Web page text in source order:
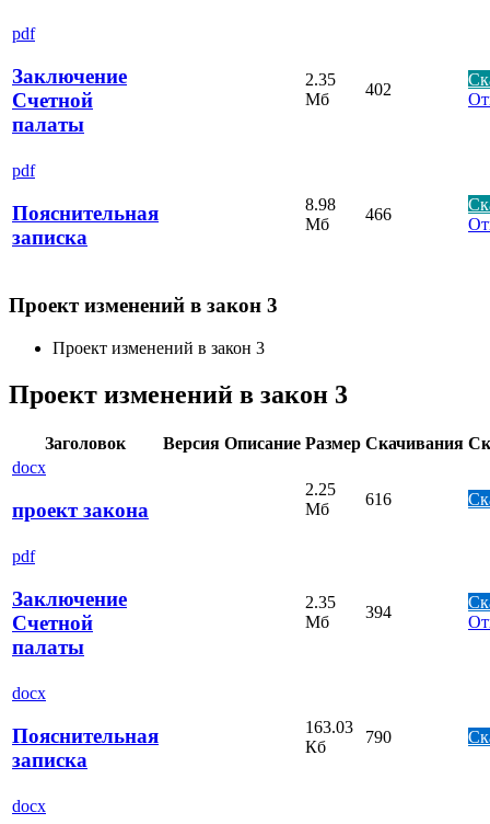
pdf
Заключение
Счетной
палаты
2.35
Мб
402
pdf
Пояснительная
записка
8.98
Мб
466
Проект изменений в закон 3
Проект изменений в закон 3
Проект изменений в закон 3
Заголовок Версия Описание Размер Скачивания
docx
проект закона
2.25
Мб
616
pdf
Заключение
Счетной
палаты
2.35
Мб
394
docx
Пояснительная
записка
163.03
Кб
790
docx